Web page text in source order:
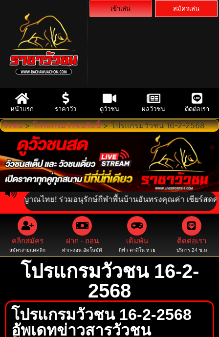
เข้าเล่น สมัครเล่น
หน้าแรก ราคาวัว ดูวัวชน ผลวัวชน ติดต่อเรา
วัวชน>โปรแกรมวัวชนวันนี้>โปรแกรมวัวชน 16-2-2568
ไทย! ร่วมอนุรักษ์กีฬาพื้นบ้านอันทรงคุณค่า เชียร์สดความเร้า
คลิกสมัคร
สมัครง่ายแค่คลิก
ฝาก - ถอน
ฝาก-ถอน อัตโนมัติ
เดิมพัน
กีฬา คาสิโน หวย
ติดต่อเรา
บริการ 24 ช.ม
โปรแกรมวัวชน 16-2-
2568
โปรแกรมวัวชน 16-2-2568
อัพเดทข่าวสารวัวชน